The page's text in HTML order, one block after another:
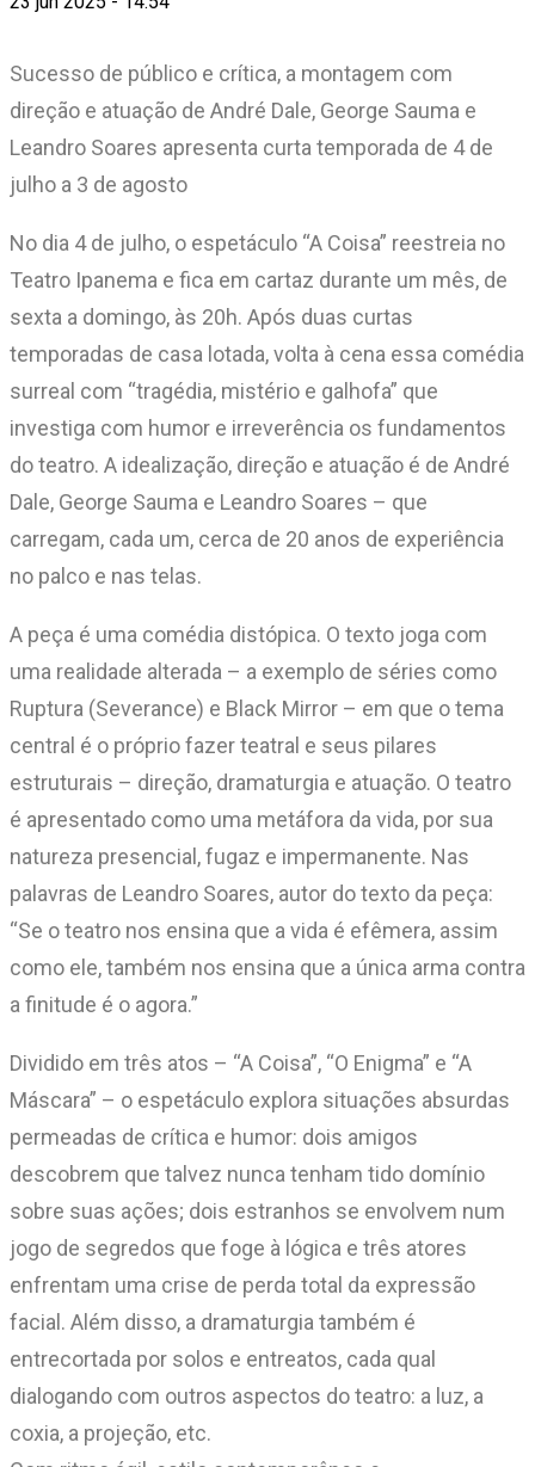
Sucesso de público e crítica, a montagem com
direção e atuação de André Dale, George Sauma e
Leandro Soares apresenta curta temporada de 4 de
julho a 3 de agosto
No dia 4 de julho, o espetáculo “A Coisa” reestreia no
Teatro Ipanema e fica em cartaz durante um mês, de
sexta a domingo, às 20h. Após duas curtas
temporadas de casa lotada, volta à cena essa comédia
surreal com “tragédia, mistério e galhofa” que
investiga com humor e irreverência os fundamentos
do teatro. A idealização, direção e atuação é de André
Dale, George Sauma e Leandro Soares – que
carregam, cada um, cerca de 20 anos de experiência
no palco e nas telas.
A peça é uma comédia distópica. O texto joga com
uma realidade alterada – a exemplo de séries como
Ruptura (Severance) e Black Mirror – em que o tema
central é o próprio fazer teatral e seus pilares
estruturais – direção, dramaturgia e atuação. O teatro
é apresentado como uma metáfora da vida, por sua
natureza presencial, fugaz e impermanente. Nas
palavras de Leandro Soares, autor do texto da peça:
“Se o teatro nos ensina que a vida é efêmera, assim
como ele, também nos ensina que a única arma contra
a finitude é o agora.”
Dividido em três atos – “A Coisa”, “O Enigma” e “A
Máscara” – o espetáculo explora situações absurdas
permeadas de crítica e humor: dois amigos
descobrem que talvez nunca tenham tido domínio
sobre suas ações; dois estranhos se envolvem num
jogo de segredos que foge à lógica e três atores
enfrentam uma crise de perda total da expressão
facial. Além disso, a dramaturgia também é
entrecortada por solos e entreatos, cada qual
dialogando com outros aspectos do teatro: a luz, a
coxia, a projeção, etc.